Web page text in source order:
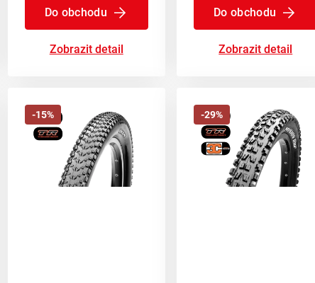
Do obchodu
Zobrazit detail
Do obchodu
Zobrazit detail
-15% -29%